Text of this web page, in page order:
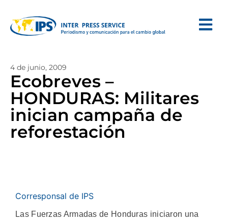
4 de junio, 2009
Ecobreves –
HONDURAS: Militares
inician campaña de
reforestación
Corresponsal de IPS
Las Fuerzas Armadas de Honduras iniciaron una